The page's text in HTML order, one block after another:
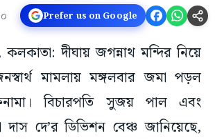
Prefer us on Google
কলকাতা: দীঘায় জগন্নাথ মন্দির নিয়ে
মামলায় মঙ্গলবার জমা পড়ল
বিচারপতি সুজয় পাল এবং
দাস দে’র ডিভিশন বেঞ্চ জানিয়েছে,